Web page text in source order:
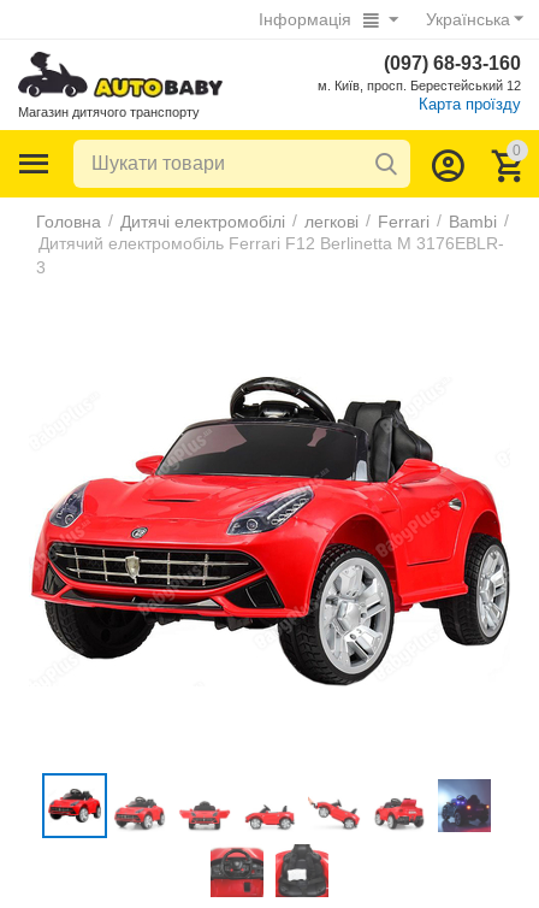
Українська
Інформація
Магазин дитячого транспорту
(097) 68-93-160
м. Київ, просп. Берестейський 12
Карта проїзду
0
Головна / Дитячі електромобілі / легкові / Ferrari / Bambi /
Дитячий електромобіль Ferrari F12 Berlinetta M 3176EBLR-
3